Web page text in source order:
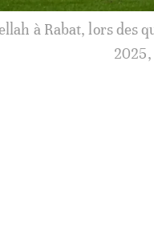
Moulay
de finale de la Can